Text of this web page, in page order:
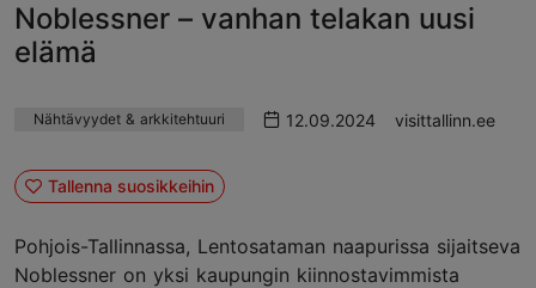
Noblessner – vanhan telakan uusi
elämä
Nähtävyydet & arkkitehtuuri 12.09.2024 visittallinn.ee
Tallenna suosikkeihin
Pohjois-Tallinnassa, Lentosataman naapurissa sijaitseva
Noblessner on yksi kaupungin kiinnostavimmista